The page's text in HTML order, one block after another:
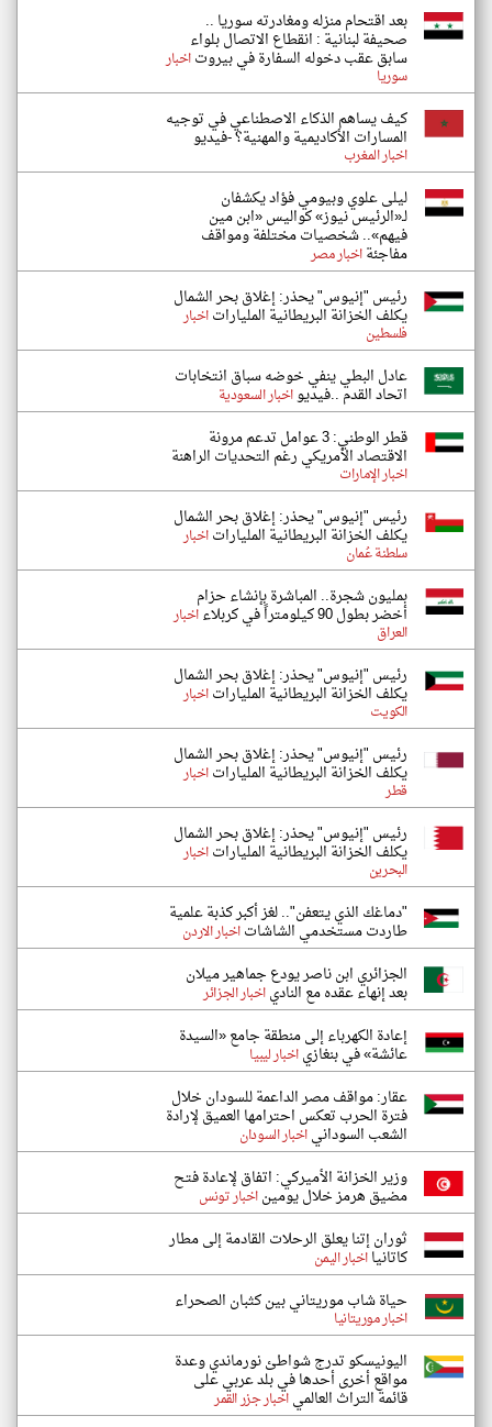
بعد اقتحام منزله ومغادرته سوريا ..
صحيفة لبنانية : انقطاع الاتصال بلواء
سابق عقب دخوله السفارة في بيروتاخبار
سوريا
كيف يساهم الذكاء الاصطناعي في توجيه
المسارات الأكاديمية والمهنية؟ -فيديو
اخبار المغرب
ليلى علوي وبيومي فؤاد يكشفان
لـ«الرئيس نيوز» كواليس «ابن مين
فيهم».. شخصيات مختلفة ومواقف
مفاجئةاخبار مصر
رئيس "إنيوس" يحذر: إغلاق بحر الشمال
يكلف الخزانة البريطانية الملياراتاخبار
فلسطين
عادل البطي ينفي خوضه سباق انتخابات
اتحاد القدم ..فيديواخبار السعودية
قطر الوطني: 3 عوامل تدعم مرونة
الاقتصاد الأمريكي رغم التحديات الراهنة
اخبار الإمارات
رئيس "إنيوس" يحذر: إغلاق بحر الشمال
يكلف الخزانة البريطانية الملياراتاخبار
سلطنة عُمان
بمليون شجرة.. المباشرة بإنشاء حزام
أخضر بطول 90 كيلومتراً في كربلاء اخبار
العراق
رئيس "إنيوس" يحذر: إغلاق بحر الشمال
يكلف الخزانة البريطانية الملياراتاخبار
الكويت
رئيس "إنيوس" يحذر: إغلاق بحر الشمال
يكلف الخزانة البريطانية الملياراتاخبار
قطر
رئيس "إنيوس" يحذر: إغلاق بحر الشمال
يكلف الخزانة البريطانية الملياراتاخبار
البحرين
"دماغك الذي يتعفن".. لغز أكبر كذبة علمية
طاردت مستخدمي الشاشاتاخبار الاردن
الجزائري ابن ناصر يودع جماهير ميلان
بعد إنهاء عقده مع النادياخبار الجزائر
إعادة الكهرباء إلى منطقة جامع «السيدة
عائشة» في بنغازياخبار ليبيا
عقار: مواقف مصر الداعمة للسودان خلال
فترة الحرب تعكس احترامها العميق لإرادة
الشعب السودانياخبار السودان
وزير الخزانة الأميركي: اتفاق لإعادة فتح
مضيق هرمز خلال يوميناخبار تونس
ثوران إتنا يعلق الرحلات القادمة إلى مطار
كاتانيااخبار اليمن
حياة شاب موريتاني بين كثبان الصحراء
اخبار موريتانيا
اليونيسكو تدرج شواطئ نورماندي وعدة
مواقع أخرى أحدها في بلد عربي على
قائمة التراث العالمياخبار جزر القمر